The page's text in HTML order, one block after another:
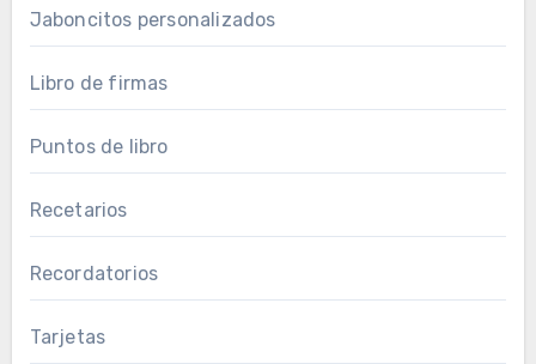
Jaboncitos personalizados
Libro de firmas
Puntos de libro
Recetarios
Recordatorios
Tarjetas